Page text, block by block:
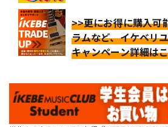
>>更にお得に購入可
ラムなど、イケベリ
キャンペーン詳細は